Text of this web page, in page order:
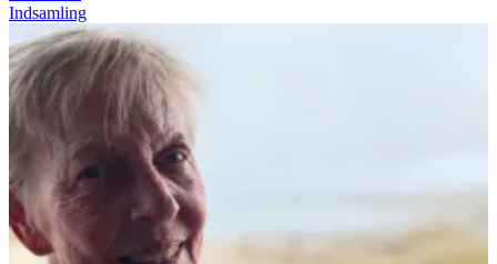
Indsamling